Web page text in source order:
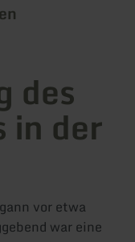
des
in der
vor etwa
war eine